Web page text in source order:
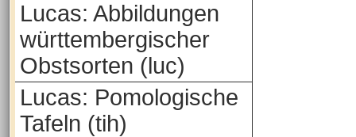
Lucas: Abbildungen
württembergischer
Obstsorten (luc)
Lucas: Pomologische
Tafeln (tih)